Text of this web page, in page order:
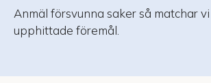
Anmäl försvunna saker så matchar
upphittade föremål.